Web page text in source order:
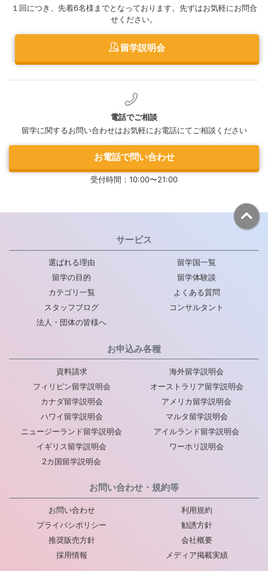
１回につき、先着6名様までとなっております。先ずはお気軽にお問合
せください。
留学説明会
電話でご相談
留学に関するお問い合わせはお気軽にお電話にてご相談ください
お電話で問い合わせ
受付時間：10:00〜21:00
サービス
選ばれる理由
留学国一覧
留学の目的
留学体験談
カテゴリ一覧
よくある質問
スタッフブログ
コンサルタント
法人・団体の皆様へ
お申込み各種
資料請求
海外留学説明会
フィリピン留学説明会
オーストラリア留学説明会
カナダ留学説明会
アメリカ留学説明会
ハワイ留学説明会
マルタ留学説明会
ニュージーランド留学説明会
アイルランド留学説明会
イギリス留学説明会
ワーホリ説明会
2カ国留学説明会
お問い合わせ・規約等
お問い合わせ
利用規約
プライバシポリシー
勧誘方針
推奨販売方針
会社概要
採用情報
メディア掲載実績